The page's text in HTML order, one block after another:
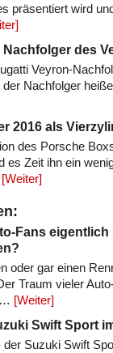
präsentiert wird
des
Veyron-
Nachfolger
2016 als
des Porsche
es Zeit ihn ein
[Weiter]
Fans eigentlich
oder gar einen
Traum vieler
[Weiter]
Swift Sport
der Suzuki Swift